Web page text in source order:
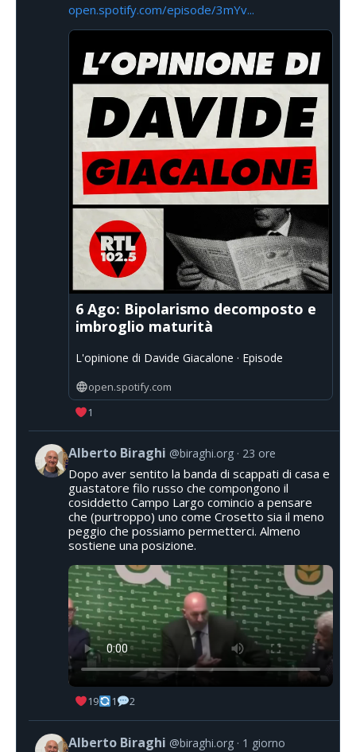
open.spotify.com/episode/3mYv...
6 Ago: Bipolarismo decomposto e
imbroglio maturità
L'opinione di Davide Giacalone · Episode
open.spotify.com
1
Alberto Biraghi @biraghi.org 23 ore
Dopo aver sentito la banda di scappati di casa e
guastatore filo russo che compongono il
cosiddetto Campo Largo comincio a pensare
che (purtroppo) uno come Crosetto sia il meno
peggio che possiamo permetterci. Almeno
sostiene una posizione.
19 1 2
Alberto Biraghi @biraghi.org 1 giorno